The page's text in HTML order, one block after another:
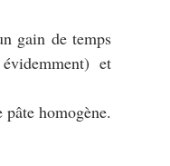
gain de temps
et
homogène.